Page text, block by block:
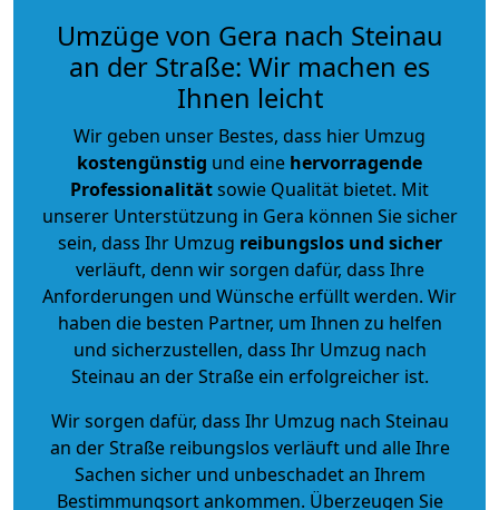
Umzüge von Gera nach Steinau
an der Straße: Wir machen es
Ihnen leicht
Wir geben unser Bestes, dass hier Umzug
kostengünstig und eine hervorragende
Professionalitätsowie Qualität bietet. Mit
unserer Unterstützung in Gera können Sie sicher
sein, dass Ihr Umzug reibungslos und sicher
verläuft, denn wir sorgen dafür, dass Ihre
Anforderungen und Wünsche erfüllt werden. Wir
haben die besten Partner, um Ihnen zu helfen
und sicherzustellen, dass Ihr Umzug nach
Steinau an der Straße ein erfolgreicher ist.
Wir sorgen dafür, dass Ihr Umzug nach Steinau
an der Straße reibungslos verläuft und alle Ihre
Sachen sicher und unbeschadet an Ihrem
Bestimmungsort ankommen. Überzeugen Sie